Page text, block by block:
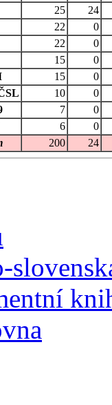
25
24
22
0
22
0
15
0
15
0
10
0
7
0
6
0
200 24